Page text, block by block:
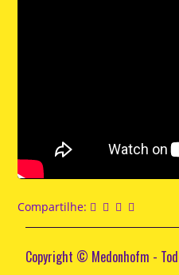
Compartilhe:
Copyright © Medonhofm -